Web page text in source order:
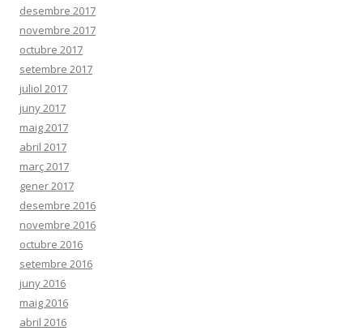
desembre 2017
novembre 2017
octubre 2017
setembre 2017
juliol 2017
juny 2017
maig 2017
abril 2017
març 2017
gener 2017
desembre 2016
novembre 2016
octubre 2016
setembre 2016
juny 2016
maig 2016
abril 2016